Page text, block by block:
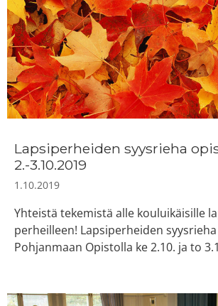
Lapsiperheiden syysrieha
2.-3.10.2019
1.10.2019
Yhteistä tekemistä alle kouluikäisille
perheilleen! Lapsiperheiden
Pohjanmaan Opistolla ke 2.10. ja to